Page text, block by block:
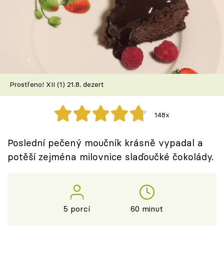
Články
TV Program
Recepty z TV
Speciál: Cuketa
Sledujte prima+
Prostřeno! XII (1) 21.8. dezert
148x
Poslední pečený moučník krásně vypadal a
potěší zejména milovnice slaďoučké čokolády.
5 porcí 60 minut